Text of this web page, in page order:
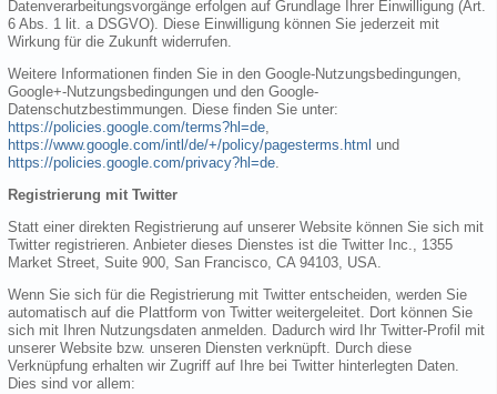
Datenverarbeitungsvorgänge erfolgen auf Grundlage Ihrer Einwilligung (Art.
6 Abs. 1 lit. a DSGVO). Diese Einwilligung können Sie jederzeit mit
Wirkung für die Zukunft widerrufen.
Weitere Informationen finden Sie in den Google-Nutzungsbedingungen,
Google+-Nutzungsbedingungen und den Google-
Datenschutzbestimmungen. Diese finden Sie unter:
https://policies.google.com/terms?hl=de,
https://www.google.com/intl/de/+/policy/pagesterms.html und
https://policies.google.com/privacy?hl=de.
Registrierung mit Twitter
Statt einer direkten Registrierung auf unserer Website können Sie sich mit
Twitter registrieren. Anbieter dieses Dienstes ist die Twitter Inc., 1355
Market Street, Suite 900, San Francisco, CA 94103, USA.
Wenn Sie sich für die Registrierung mit Twitter entscheiden, werden Sie
automatisch auf die Plattform von Twitter weitergeleitet. Dort können Sie
sich mit Ihren Nutzungsdaten anmelden. Dadurch wird Ihr Twitter-Profil mit
unserer Website bzw. unseren Diensten verknüpft. Durch diese
Verknüpfung erhalten wir Zugriff auf Ihre bei Twitter hinterlegten Daten.
Dies sind vor allem: